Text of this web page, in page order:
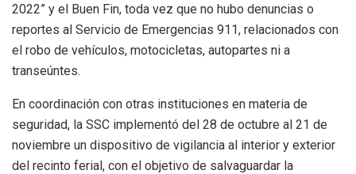
2022” y el Buen Fin, toda vez que no hubo denuncias o
reportes al Servicio de Emergencias 911, relacionados con
el robo de vehículos, motocicletas, autopartes ni a
transeúntes.
En coordinación con otras instituciones en materia de
seguridad, la SSC implementó del 28 de octubre al 21 de
noviembre un dispositivo de vigilancia al interior y exterior
del recinto ferial, con el objetivo de salvaguardar la